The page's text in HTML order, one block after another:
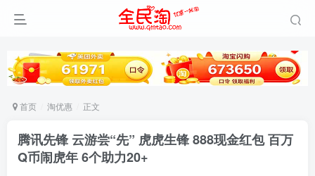
首页 淘优惠 正文
腾讯先锋 云游尝“先” 虎虎生锋 888现金红包 百万
Q币闹虎年 6个助力20+